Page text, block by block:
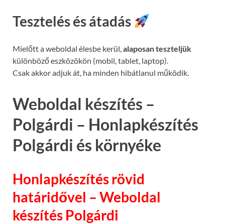
Tesztelés és átadás
Mielőtt a weboldal élesbe kerül,alaposan teszteljük
különböző eszközökön (mobil, tablet, laptop).
Csak akkor adjuk át, ha minden hibátlanul működik.
Weboldal készítés –
Polgárdi – Honlapkészítés
Polgárdi és környéke
Honlapkészítés rövid
határidővel – Weboldal
készítés Polgárdi